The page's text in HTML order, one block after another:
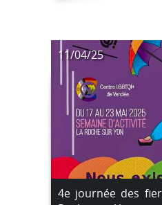
11/04/25
4e journée des